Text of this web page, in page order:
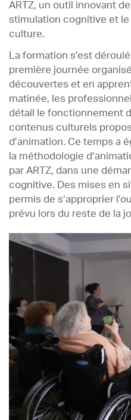
ARTZ, un outil innovant
stimulation cognitive et le
culture.
La formation s’est
première journée
découvertes et en
matinée, les
détail le fonctionnement
contenus culturels
d’animation. Ce temps a
la méthodologie
par ARTZ, dans une
cognitive. Des mises en
permis de s’approprier
prévu lors du reste de la